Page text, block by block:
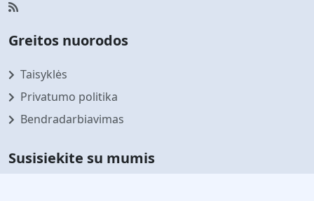
Greitos nuorodos
Taisyklės
Privatumo politika
Bendradarbiavimas
Susisiekite su mumis